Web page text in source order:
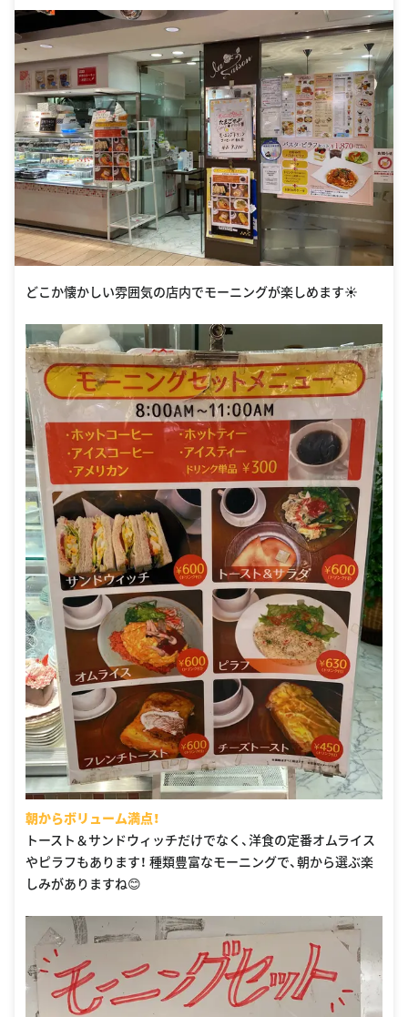
どこか懐かしい雰囲気の店内でモーニングが楽しめます☀️
朝からボリューム満点！
トースト＆サンドウィッチだけでなく、洋食の定番オムライス
やピラフもあります！ 種類豊富なモーニングで、朝から選ぶ楽
しみがありますね😊